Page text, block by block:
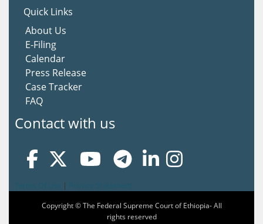
Quick Links
About Us
E-Filing
Calendar
Press Release
Case Tracker
FAQ
Contact with us
|
Copyright © The Federal Supreme Court of Ethiopia- All
rights reserved